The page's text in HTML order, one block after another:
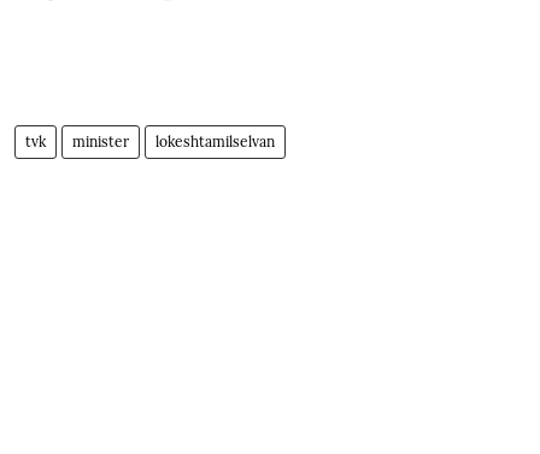
tvk minister lokeshtamilselvan